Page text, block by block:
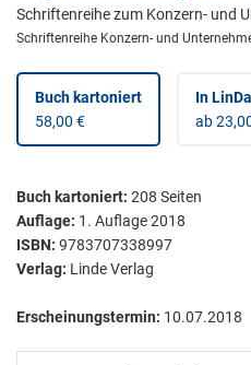
Schriftenreihe zum Konzern- und
Schriftenreihe Konzern- und
Buch kartoniert
58,00 €
In LinDa
ab
Buch kartoniert: 208 Seiten
Auflage: 1. Auflage 2018
ISBN: 9783707338997
Verlag: Linde Verlag
Erscheinungstermin: 10.07.2018